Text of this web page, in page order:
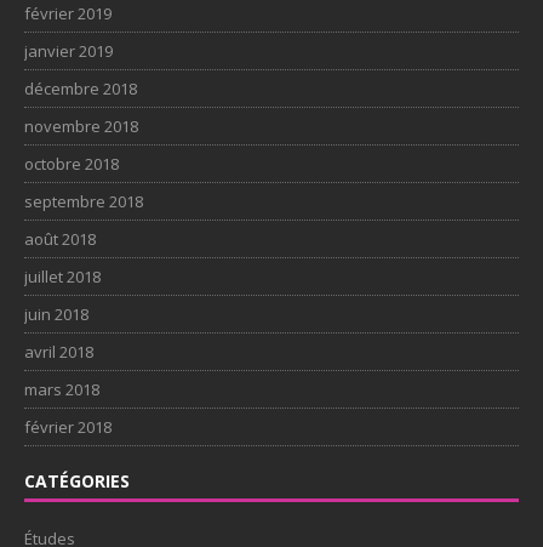
février 2019
janvier 2019
décembre 2018
novembre 2018
octobre 2018
septembre 2018
août 2018
juillet 2018
juin 2018
avril 2018
mars 2018
février 2018
CATÉGORIES
Études